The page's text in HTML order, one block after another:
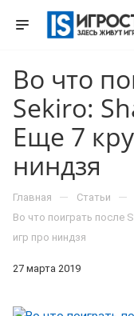
Во что
Sekiro:
Еще 7
ниндзя
Главная — Статьи —
Во что поиграть после
игр про ниндзя
27 марта 2019